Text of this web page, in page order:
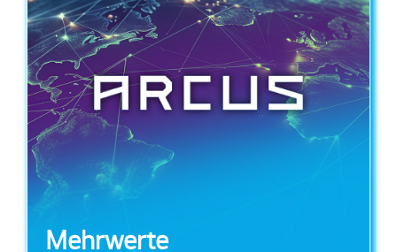
Mehrwerte